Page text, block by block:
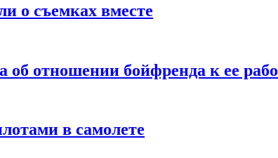
о съемках вместе
об отношении бойфренда к ее
в самолете